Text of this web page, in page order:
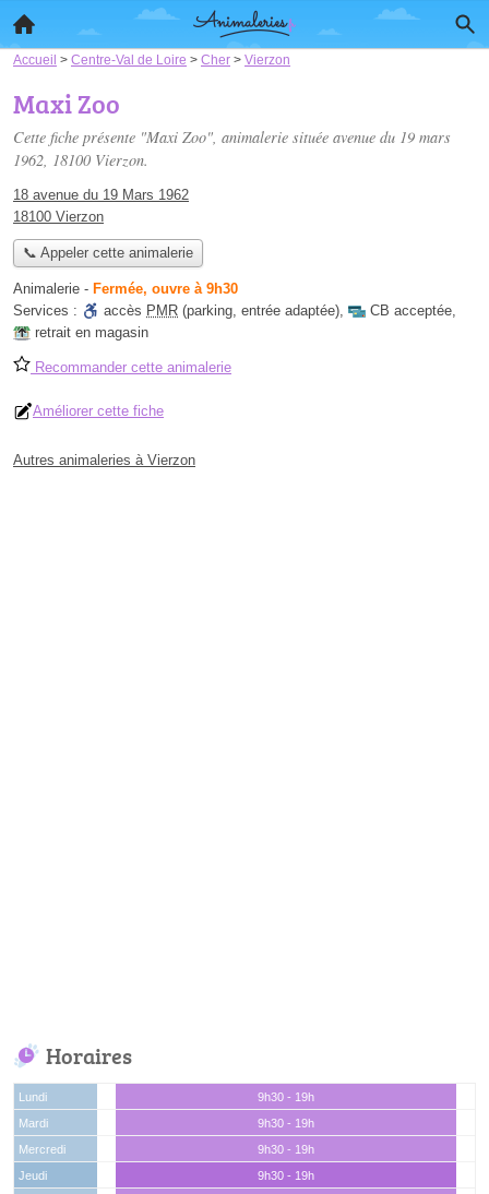
Accueil > Centre-Val de Loire > Cher > Vierzon
Maxi Zoo
Cette fiche présente "Maxi Zoo", animalerie située avenue du 19 mars
1962, 18100 Vierzon.
18 avenue du 19 Mars 1962
18100 Vierzon
📞 Appeler cette animalerie
Animalerie - Fermée, ouvre à 9h30
Services :
accès PMR (parking, entrée adaptée), CB acceptée,
retrait en magasin
Recommander cette animalerie
Améliorer cette fiche
Autres animaleries à Vierzon
Horaires
Lundi
9h30 - 19h
Mardi
9h30 - 19h
Mercredi
9h30 - 19h
Jeudi
9h30 - 19h